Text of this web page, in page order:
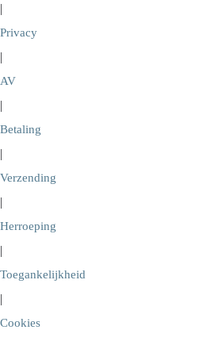
|
Privacy
|
AV
|
Betaling
|
Verzending
|
Herroeping
|
Toegankelijkheid
|
Cookies